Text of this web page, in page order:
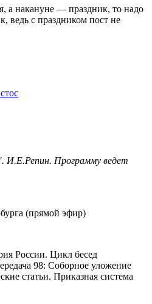
а накануне — праздник, то надо
ведь с праздником пост не
И.Е.Репин. Программу ведет
(прямой эфир)
России. Цикл бесед
98: Соборное уложение
статьи. Приказная система